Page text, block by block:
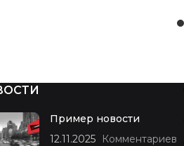
Пример новости
12.11.2025
Комментариев